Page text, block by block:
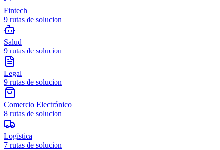
Fintech
9 rutas de solucion
Salud
9 rutas de solucion
Legal
9 rutas de solucion
Comercio Electrónico
8 rutas de solucion
Logística
7 rutas de solucion